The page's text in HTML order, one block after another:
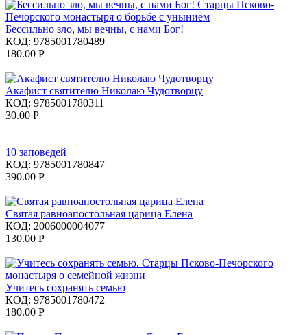
Бессильно зло, мы вечны, с нами Бог!
КОД: 9785001780489
180.00 Р
Акафист святителю Николаю Чудотворцу
КОД: 9785001780311
30.00 Р
10 заповедей
КОД: 9785001780847
390.00 Р
Святая равноапостольная царица Елена
КОД: 2006000004077
130.00 Р
Учитесь сохранять семью
КОД: 9785001780472
180.00 Р